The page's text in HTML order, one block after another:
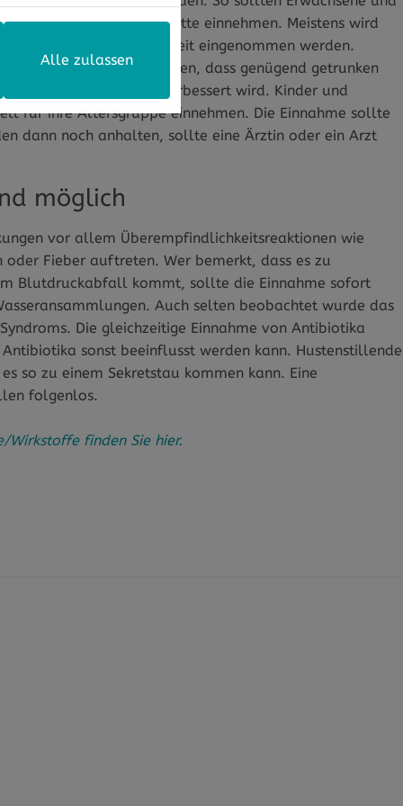
einmal eine ganze Tablette einnehmen. Meistens wird
Essen mit viel Flüssigkeit eingenommen werden.
darauf geachtet werden, dass genügend getrunken
Wirkung verbessert wird. Kinder und
für ihre Altersgruppe einnehmen. Die Einnahme sollte
dann noch anhalten, sollte eine Ärztin oder ein Arzt
möglich
vor allem Überempfindlichkeitsreaktionen wie
Fieber auftreten. Wer bemerkt, dass es zu
Blutdruckabfall kommt, sollte die Einnahme sofort
Auch selten beobachtet wurde das
Die gleichzeitige Einnahme von Antibiotika
sonst beeinflusst werden kann. Hustenstillende
so zu einem Sekretstau kommen kann. Eine
folgenlos.
Wirkstoffe finden Sie hier.
Alle zulassen